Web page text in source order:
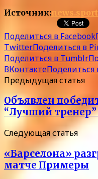
Источник:
Поделиться в Facebook
TwitterПоделиться в
Поделиться в Tumblr
ВКонтактеПоделиться
Предыдущая статья
Объявлен
“Лучший
Следующая статья
«Барселона»
матче Примеры